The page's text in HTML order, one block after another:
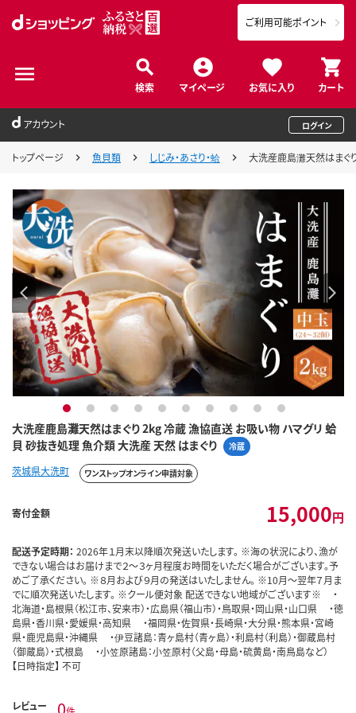
検索 マイページ お気に入り カート
ご利用可能ポイント
アカウント ログイン
トップページ 魚貝類 しじみ・あさり・蛤 大洗産鹿島灘天然はまぐ
大洗産鹿島灘天然はまぐり 2kg 冷蔵 漁協直送 お吸い物 ハマグリ 蛤
貝 砂抜き処理 魚介類 大洗産 天然 はまぐり
冷蔵
1 2 3 4 5 6 7 8 9 10
茨城県大洗町 ワンストップオンライン申請対象
寄付金額 15,000円
配送予定時期： 2026年１月末以降順次発送いたします。 ※海の状況により、漁が
できない場合はお届けまで２～３ヶ月程度お時間をいただく場合がございます。予
めご了承ください。 ※８月および９月の発送はいたしません。 ※10月～翌年７月ま
でに順次発送いたします。 ※クール便対象 配送できない地域がございます※ ・
北海道・島根県（松江市、安来市）・広島県（福山市）・鳥取県・岡山県・山口県 ・徳
島県・香川県・愛媛県・高知県 ・福岡県・佐賀県・長崎県・大分県・熊本県・宮崎
県・鹿児島県・沖縄県 ・伊豆諸島：青ヶ島村（青ヶ島）・利島村（利島）・御蔵島村
（御蔵島）・式根島 ・小笠原諸島：小笠原村（父島・母島・硫黄島・南鳥島など）
【日時指定】 不可
レビュー 0